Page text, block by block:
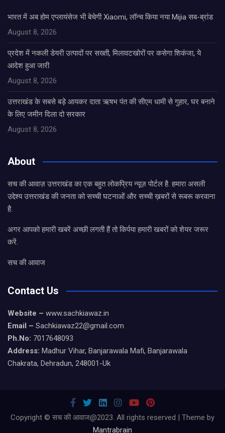
भारत में अब होम एप्लायंसेज भी बेचेगी Xiaomi, लॉन्च किया नया Mijia सब-ब्रांड
August 8, 2026
प्रदेश में नकली डेयरी उत्पादों पर सख्ती, मिलावटखोरों पर कसेगा शिकंजा, ये
आदेश हुआ जारी
August 8, 2026
उत्तराखंड के सबसे बड़े आयकर दाता ऋषभ पंत की सीएम धामी से गुहार, घर बनाने
के लिए जमीन दिला दो सरकार
August 8, 2026
About
सच की आवाज़ उत्तराखंड का एक बहुत लोकप्रिय न्यूज़ पोर्टल है. हमारा असली
उद्देश्य उत्तराखंड की जनता को सच्ची घटनाओं और सच्ची ख़बरों से रूबरू करवाना
है.
अगर आपको हमारी खबरें अच्छी लगती हैं तो किर्पया हमारी खबरों को शेयर जरूर
करें.
सच की आवाज
Contact Us
Website – www.sachkiawaz.in
Email – Sachkiawaz22@gmail.com
Ph.No: 7017648093
Address: Madhur Vihar, Banjarawala Mafi, Banjarawala
Chakrata, Dehradun, 248001-Uk
Copyright © सच की आवाज@2023. All rights reserved | Theme by
Mantrabrain